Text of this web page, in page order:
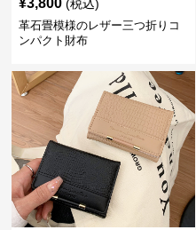
¥3,800 (税込)
革石畳模様のレザー三つ折りコ
ンパクト財布